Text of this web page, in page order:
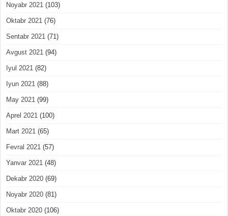
Noyabr 2021 (103)
Oktabr 2021 (76)
Sentabr 2021 (71)
Avgust 2021 (94)
Iyul 2021 (82)
Iyun 2021 (88)
May 2021 (99)
Aprel 2021 (100)
Mart 2021 (65)
Fevral 2021 (57)
Yanvar 2021 (48)
Dekabr 2020 (69)
Noyabr 2020 (81)
Oktabr 2020 (106)